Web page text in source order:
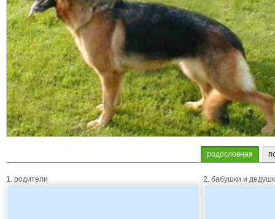
родословная
1. родители 2. бабушки и